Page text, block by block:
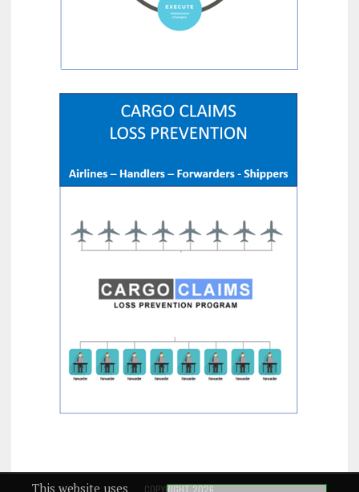
COPYRIGHT 2026
This website uses